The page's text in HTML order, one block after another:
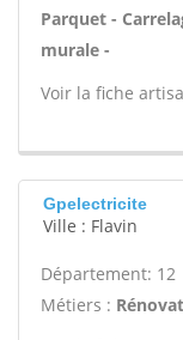
Parquet -
murale -
Voir la fiche
Gpelectricite
Ville : Flavin
Département: 12
Métiers :